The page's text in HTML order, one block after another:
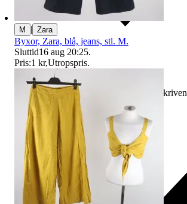
Ersättning om varan inte är som beskriven
M | Zara
Byxor, Zara, blå, jeans, stl. M.
Sluttid16 aug 20:25.
Pris:1 kr,Utropspris.